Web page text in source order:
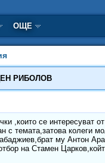
ОЩЕ
РИБОЛОВ
,които се интересуват
с темата,затова колеги
му Антон
на Стамен